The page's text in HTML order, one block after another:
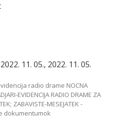
11. 05., 2022. 11. 05.
radio drame NOCNA
EVIDENCIJA RADIO DRAME ZA
ZABAVISTE-MESEJATEK -
dokumentumok